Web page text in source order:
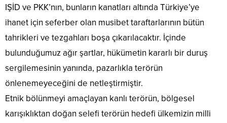
IŞİD ve PKK’nın, bunların kanatları altında Türkiye’ye
ihanet için seferber olan musibet taraftarlarının bütün
tahrikleri ve tezgahları boşa çıkarılacaktır. İçinde
bulunduğumuz ağır şartlar, hükümetin kararlı bir duruş
sergilemesinin yanında, pazarlıkla terörün
önlenemeyeceğini de netleştirmiştir.
Etnik bölünmeyi amaçlayan kanlı terörün, bölgesel
karışıklıktan doğan selefi terörün hedefi ülkemizin milli